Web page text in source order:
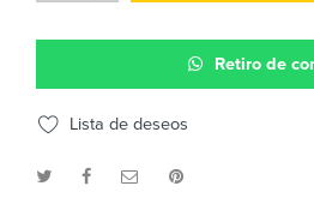
Retiro de
Lista de deseos